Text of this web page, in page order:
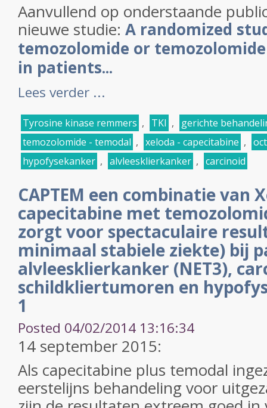
Aanvullend op onderstaande
nieuwe studie: A randomized
temozolomide or
in patients...
Lees verder ...
Tyrosine kinase remmers , TKI ,
gerichte
temozolomide - temodal , xeloda - capecitabine ,
hypofysekanker , alvleesklierkanker , carcinoid
CAPTEM een combinatie van
capecitabine met
zorgt voor spectaculaire
minimaal stabiele ziekte) bij
alvleesklierkanker (NET3),
schildkliertumoren en
1
Posted 04/02/2014 13:16:34
14 september 2015:
Als capecitabine plus temodal
eerstelijns behandeling voor